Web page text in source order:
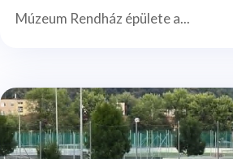
Múzeum Rendház épülete a...